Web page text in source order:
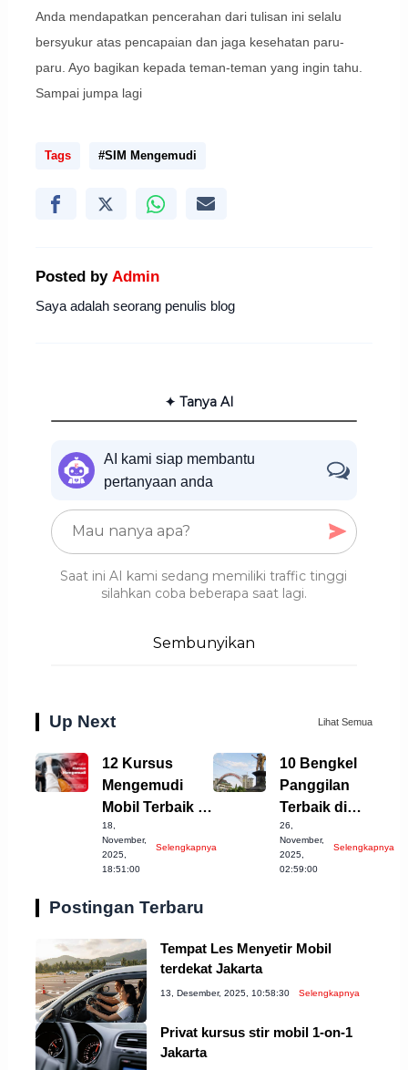
Anda mendapatkan pencerahan dari tulisan ini selalu
bersyukur atas pencapaian dan jaga kesehatan paru-
paru. Ayo bagikan kepada teman-teman yang ingin tahu.
Sampai jumpa lagi
Tags #SIM Mengemudi
Posted by Admin
Saya adalah seorang penulis blog
✦ Tanya AI
AI kami siap membantu
pertanyaan anda
Saat ini AI kami sedang memiliki traffic tinggi
silahkan coba beberapa saat lagi.
Sembunyikan
Up Next Lihat Semua
12 Kursus
Mengemudi
Mobil Terbaik di
Kota Banjar
Jabar
18,
November,
2025,
18:51:00
Selengkapnya
10 Bengkel
Panggilan
Terbaik di
Sukoharjo yang
Patut Diketahui
26,
November,
2025,
02:59:00
Selengkapnya
Postingan Terbaru
Tempat Les Menyetir Mobil
terdekat Jakarta
13, Desember, 2025, 10:58:30 Selengkapnya
Privat kursus stir mobil 1-on-1
Jakarta